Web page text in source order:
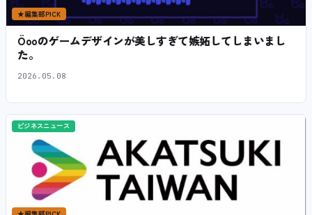
★編集部PICK
Öooのゲームデザインが美しすぎて嫉妬してしまいまし
た。
2026.05.08
ビジネスニュース